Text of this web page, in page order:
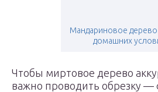
Мандариновое
домашних
Чтобы миртовое дерево
важно проводить обрезку